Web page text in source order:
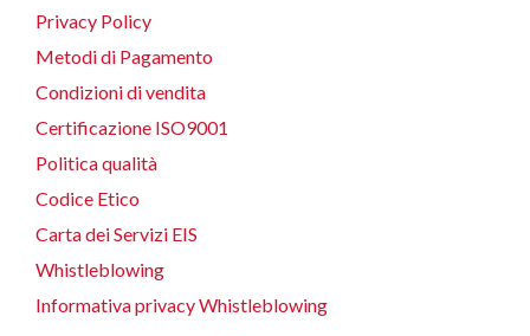
Privacy Policy
Metodi di Pagamento
Condizioni di vendita
Certificazione ISO9001
Politica qualità
Codice Etico
Carta dei Servizi EIS
Whistleblowing
Informativa privacy Whistleblowing